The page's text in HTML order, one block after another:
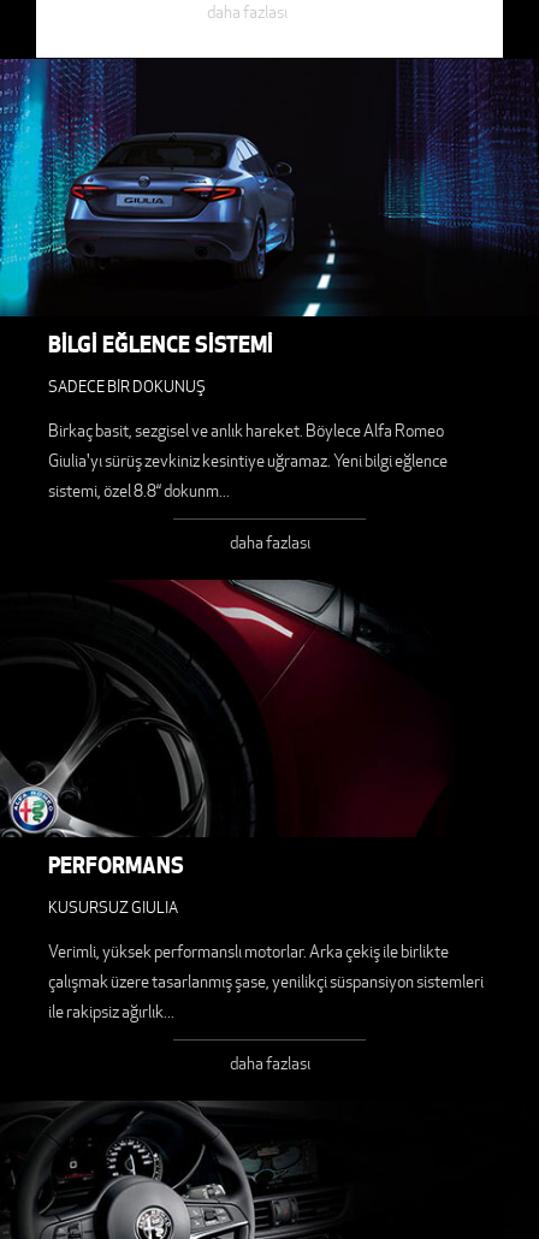
daha fazlası
BİLGİ EĞLENCE SİSTEMİ
SADECE BİR DOKUNUŞ
Birkaç basit, sezgisel ve anlık hareket. Böylece Alfa Romeo
Giulia'yı sürüş zevkiniz kesintiye uğramaz. Yeni bilgi eğlence
sistemi, özel 8.8“ dokunm...
daha fazlası
PERFORMANS
KUSURSUZ GIULIA
Verimli, yüksek performanslı motorlar. Arka çekiş ile birlikte
çalışmak üzere tasarlanmış şase, yenilikçi süspansiyon sistemleri
ile rakipsiz ağırlık...
daha fazlası